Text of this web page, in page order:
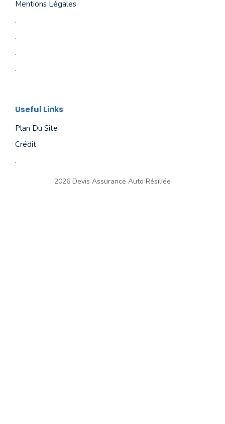
Mentions Légales
.
.
.
.
Useful Links
Plan Du Site
Crédit
.
2026 Devis Assurance Auto Résiliée